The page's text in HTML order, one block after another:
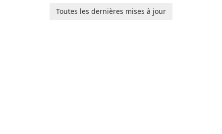
designed to help you
Toutes les dernières mises à jour